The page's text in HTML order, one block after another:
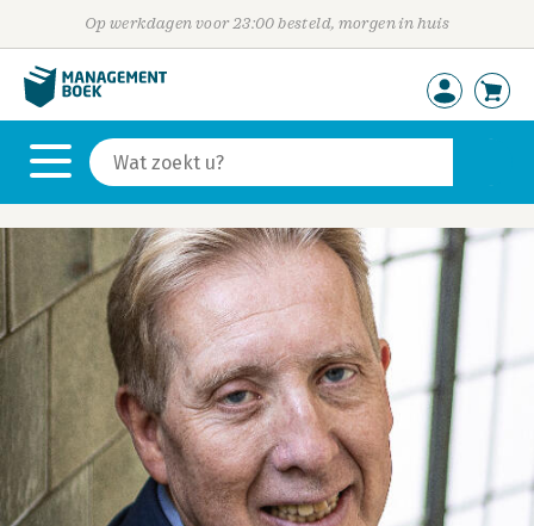
Op werkdagen voor 23:00 besteld, morgen in huis